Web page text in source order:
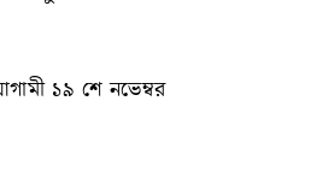
১৯ শে নভেম্বর